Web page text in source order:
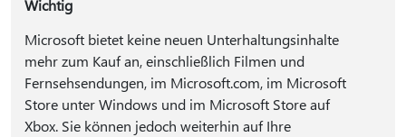
Wichtig
Microsoft bietet keine neuen Unterhaltungsinhalte
mehr zum Kauf an, einschließlich Filmen und
Fernsehsendungen, im Microsoft.com, im Microsoft
Store unter Windows und im Microsoft Store auf
Xbox. Sie können jedoch weiterhin auf Ihre